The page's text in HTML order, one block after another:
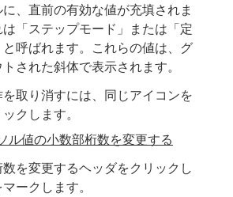
、直前の有効な値が充填されま
「ステップモード」または「定
呼ばれます。これらの値は、グ
された斜体で表示されます。
を取り消すには、同じアイコンを
クします。
ル値の小数部桁数を変更する
を変更するヘッダをクリックし
ークします。